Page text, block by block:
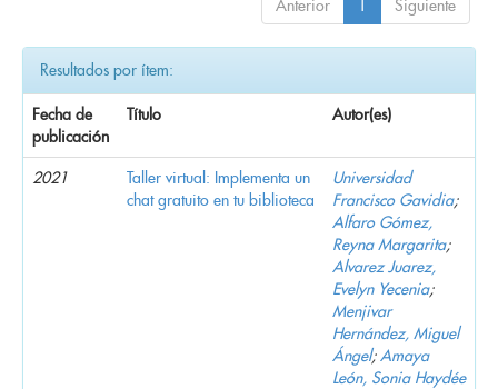
Anterior 1 Siguiente
Resultados por ítem:
Fecha de
publicación
Título Autor(es)
2021
Taller virtual: Implementa un
chat gratuito en tu biblioteca
Universidad
Francisco Gavidia;
Alfaro Gómez,
Reyna Margarita;
Alvarez Juarez,
Evelyn Yecenia;
Menjivar
Hernández, Miguel
Ángel; Amaya
León, Sonia Haydée